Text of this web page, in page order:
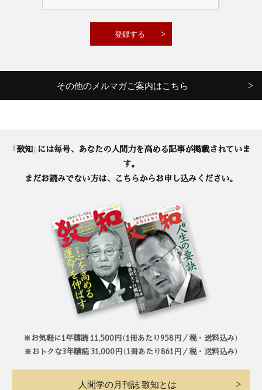
その他のメルマガご案内はこちら
『致知』には毎号、あなたの人間力を高める記事が掲載されていま
す。
まだお読みでない方は、こちらからお申し込みください。
※お気軽に1年購読 11,500円（1冊あたり958円／税・送料込み）
※おトクな3年購読 31,000円（1冊あたり861円／税・送料込み）
人間学の月刊誌 致知とは